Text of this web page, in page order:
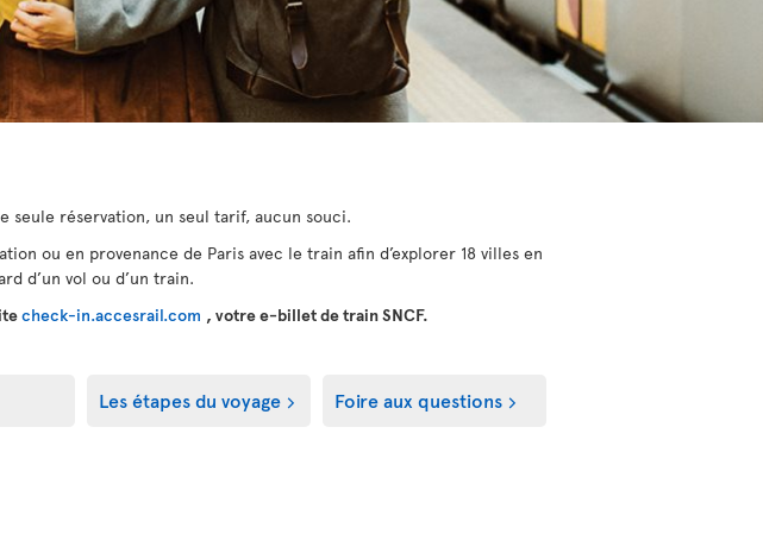
seule réservation, un seul tarif, aucun souci.
ou en provenance de Paris avec le train afin d’explorer 18 villes en
d’un vol ou d’un train.
check-in.accesrail.com , votre e-billet de train SNCF.
Les étapes du voyage Foire aux questions